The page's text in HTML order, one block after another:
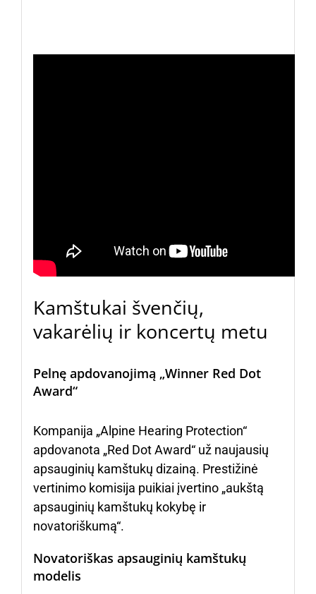
Kamštukai švenčių,
vakarėlių ir koncertų metu
Pelnę apdovanojimą „Winner Red Dot
Award“
Kompanija „Alpine Hearing Protection“
apdovanota „Red Dot Award“ už naujausių
apsauginių kamštukų dizainą. Prestižinė
vertinimo komisija puikiai įvertino „aukštą
apsauginių kamštukų kokybę ir
novatoriškumą“.
Novatoriškas apsauginių kamštukų
modelis